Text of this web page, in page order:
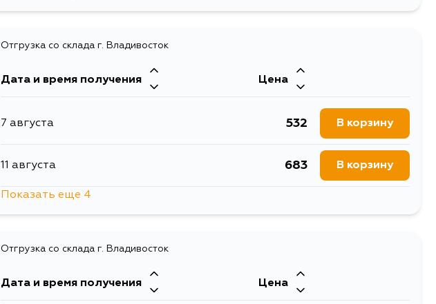
31 августа
31 августа 2157
2 сентября 1760 В корзину
2 сентября 2271 В корзину
Отгрузка со склада г. Владивосток
Дата и время получения Цена
7 августа 532 В корзину
11 августа 683 В корзину
29 августа
31 августа 683
Показать еще 4
Отгрузка со склада г. Владивосток
Дата и время получения Цена